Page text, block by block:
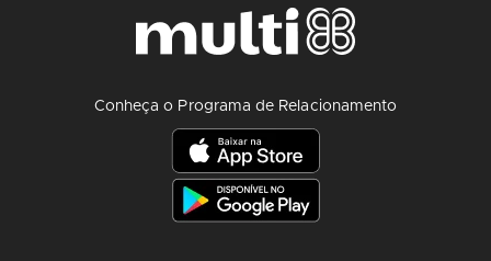
Conheça o Programa de Relacionamento